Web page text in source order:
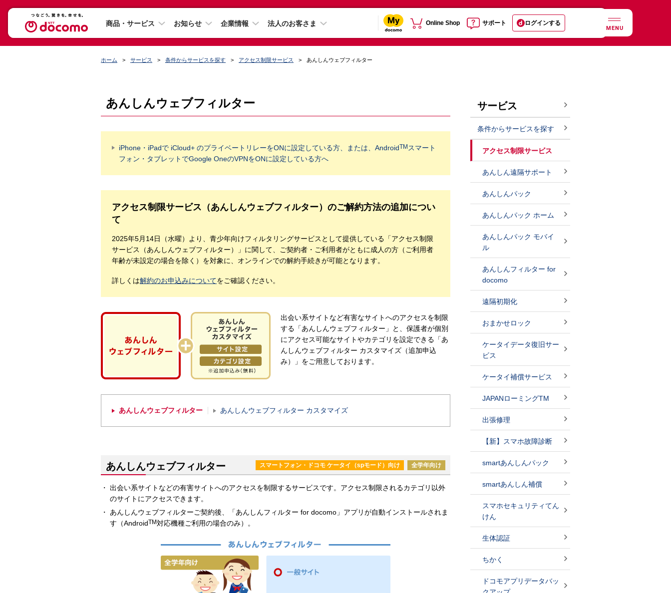
商品・サービス お知らせ 企業情報 法人のお客さま Online Shop サポート ログインする
MENU
ホーム サービス 条件からサービスを探す アクセス制限サービス あんしんウェブフィルター
あんしんウェブフィルター
iPhone・iPadで iCloud+ のプライベートリレーをONに設定している方、または、AndroidTM スマート
フォン・タブレットでGoogle OneのVPNをONに設定している方へ
アクセス制限サービス（あんしんウェブフィルター）のご解約方法の追加につい
て
2025年5月14日（水曜）より、青少年向けフィルタリングサービスとして提供している「アクセス制限
サービス（あんしんウェブフィルター）」に関して、ご契約者・ご利用者がともに成人の方（ご利用者
年齢が未設定の場合を除く）を対象に、オンラインでの解約手続きが可能となります。
詳しくは解約のお申込みについてをご確認ください。
出会い系サイトなど有害なサイトへのアクセスを制限
する「あんしんウェブフィルター」と、保護者が個別
にアクセス可能なサイトやカテゴリを設定できる「あ
んしんウェブフィルター カスタマイズ（追加申込
み）」をご用意しております。
あんしんウェブフィルター あんしんウェブフィルター カスタマイズ
あんしんウェブフィルター スマートフォン・ドコモ ケータイ（spモード）向け 全学年向け
出会い系サイトなどの有害サイトへのアクセスを制限するサービスです。アクセス制限されるカテゴリ以外
のサイトにアクセスできます。
あんしんウェブフィルターご契約後、「あんしんフィルター for docomo」アプリが自動インストールされま
す（AndroidTM対応機種ご利用の場合のみ）。
サービス
条件からサービスを探す
アクセス制限サービス
あんしん遠隔サポート
あんしんパック
あんしんパック ホーム
あんしんパック モバイ
ル
あんしんフィルター for
docomo
遠隔初期化
おまかせロック
ケータイデータ復旧サー
ビス
ケータイ補償サービス
JAPANローミングTM
出張修理
【新】スマホ故障診断
smartあんしんパック
smartあんしん補償
スマホセキュリティてん
けん
生体認証
ちかく
ドコモアプリデータバッ